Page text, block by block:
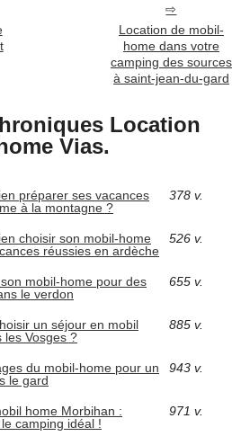
Location de mobil-
home dans votre
camping des sources
à saint-jean-du-gard
Location
Vias.
préparer ses vacances
à la montagne ?
378 v.
choisir son mobil-home
réussies en ardèche
526 v.
mobil-home pour des
le verdon
655 v.
un séjour en mobil
les Vosges ?
885 v.
du mobil-home pour un
le gard
943 v.
home Morbihan :
camping idéal !
971 v.